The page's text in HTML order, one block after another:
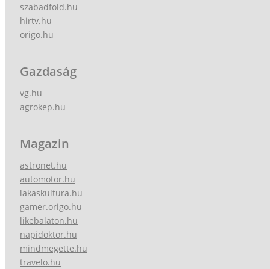
szabadfold.hu
hirtv.hu
origo.hu
Gazdaság
vg.hu
agrokep.hu
Magazin
astronet.hu
automotor.hu
lakaskultura.hu
gamer.origo.hu
likebalaton.hu
napidoktor.hu
mindmegette.hu
travelo.hu